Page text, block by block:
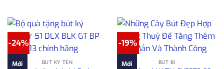
-24%
Mới BÚT KÝ TÊN
-19%
Mới BÚT BI